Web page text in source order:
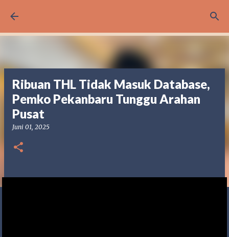
Ribuan THL Tidak Masuk Database,
Pemko Pekanbaru Tunggu Arahan
Pusat
Juni 01, 2025